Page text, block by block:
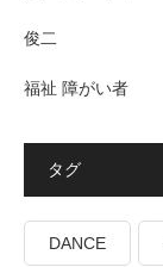
俊二
福祉 障がい者
タグ
DANCE